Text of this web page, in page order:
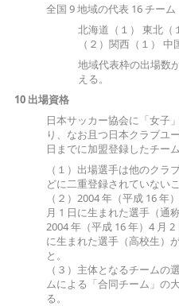
全国 9 地域の代表 16 チーム
北海道（１） 東北（
（２）関西（１）
地域代表枠の出場数
える。
10 出場資格
日本サッカー協会に「女子
り、なお且つ日本クラブユ
日までに加盟登録したチー
（１）出場選手は他のクラ
どに二重登録されていないこ
（２）2004 年（平成 16 年
月 1 日に生まれた選手（通
2004 年（平成 16 年）4 月
に生まれた選手（高校生）
と。
（３）主体となるチームの
ムによる「合同チーム」の
る。